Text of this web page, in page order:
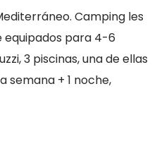
Camping les
equipados para 4-6
3 piscinas, una de ellas
semana + 1 noche,